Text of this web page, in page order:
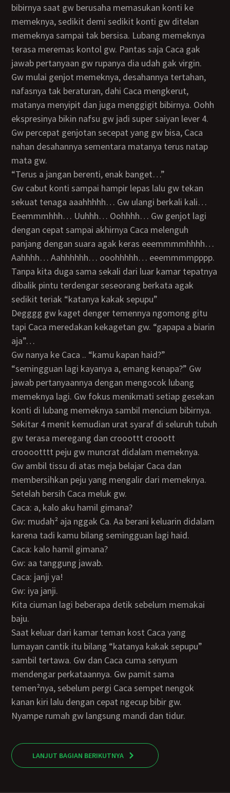
bibirnya saat gw berusaha memasukan konti ke
memeknya, sedikit demi sedikit konti gw ditelan
memeknya sampai tak bersisa. Lubang memeknya
terasa meremas kontol gw. Pantas saja Caca gak
jawab pertanyaan gw rupanya dia udah gak virgin.
Gw mulai genjot memeknya, desahannya tertahan,
nafasnya tak beraturan, dahi Caca mengkerut,
matanya menyipit dan juga menggigit bibirnya. Oohh
ekspresinya bikin nafsu gw jadi super saiyan lever 4.
Gw percepat genjotan secepat yang gw bisa, Caca
nahan desahannya sementara matanya terus natap
mata gw.
“Terus a jangan berenti, enak banget…”
Gw cabut konti sampai hampir lepas lalu gw tekan
sekuat tenaga aaahhhhh… Gw ulangi berkali kali…
Eeemmmhhh… Uuhhh… Oohhhh… Gw genjot lagi
dengan cepat sampai akhirnya Caca melenguh
panjang dengan suara agak keras eeemmmmhhhh…
Aahhhh… Aahhhhhh… ooohhhhh… eeemmmmpppp.
Tanpa kita duga sama sekali dari luar kamar tepatnya
dibalik pintu terdengar seseorang berkata agak
sedikit teriak “katanya kakak sepupu”
Degggg gw kaget denger temennya ngomong gitu
tapi Caca meredakan kekagetan gw. “gapapa a biarin
aja”…
Gw nanya ke Caca .. “kamu kapan haid?”
“semingguan lagi kayanya a, emang kenapa?” Gw
jawab pertanyaannya dengan mengocok lubang
memeknya lagi. Gw fokus menikmati setiap gesekan
konti di lubang memeknya sambil mencium bibirnya.
Sekitar 4 menit kemudian urat syaraf di seluruh tubuh
gw terasa meregang dan crooottt crooott
crooootttt peju gw muncrat didalam memeknya.
Gw ambil tissu di atas meja belajar Caca dan
membersihkan peju yang mengalir dari memeknya.
Setelah bersih Caca meluk gw.
Caca: a, kalo aku hamil gimana?
Gw: mudah² aja nggak Ca. Aa berani keluarin didalam
karena tadi kamu bilang semingguan lagi haid.
Caca: kalo hamil gimana?
Gw: aa tanggung jawab.
Caca: janji ya!
Gw: iya janji.
Kita ciuman lagi beberapa detik sebelum memakai
baju.
Saat keluar dari kamar teman kost Caca yang
lumayan cantik itu bilang “katanya kakak sepupu”
sambil tertawa. Gw dan Caca cuma senyum
mendengar perkataannya. Gw pamit sama
temen²nya, sebelum pergi Caca sempet nengok
kanan kiri lalu dengan cepat ngecup bibir gw.
Nyampe rumah gw langsung mandi dan tidur.
LANJUT BAGIAN BERIKUTNYA